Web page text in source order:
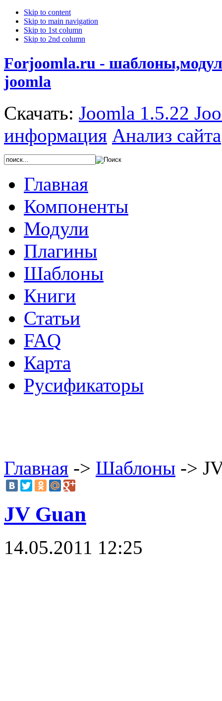
Skip to content
Skip to main navigation
Skip to 1st column
Skip to 2nd column
Forjoomla.ru -
joomla
Скачать: Joomla 1.5.22
информация Анализ сайта
Главная
Компоненты
Модули
Плагины
Шаблоны
Книги
Статьи
FAQ
Карта
Русификаторы
Главная -> Шаблоны ->
JV Guan
14.05.2011 12:25